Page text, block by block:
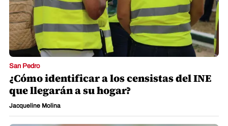
San Pedro
¿Cómo identificar a los censistas del INE
que llegarán a su hogar?
Jacqueline Molina